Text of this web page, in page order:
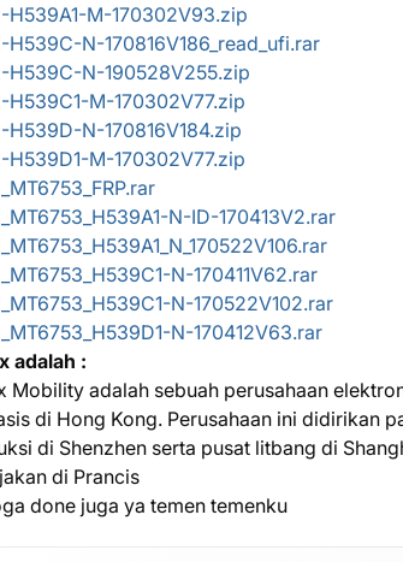
H539A1-M-170302V93.zip
H539C-N-170816V186_read_ufi.rar
H539C-N-190528V255.zip
H539C1-M-170302V77.zip
H539D-N-170816V184.zip
H539D1-M-170302V77.zip
N-ID-170413V2.rar
N-170411V62.rar
N-170522V102.rar
N-170412V63.rar
adalah :
Mobility adalah sebuah perusahaan
di Hong Kong. Perusahaan ini didirikan
di Shenzhen serta pusat litbang di
di Prancis
done juga ya temen temenku